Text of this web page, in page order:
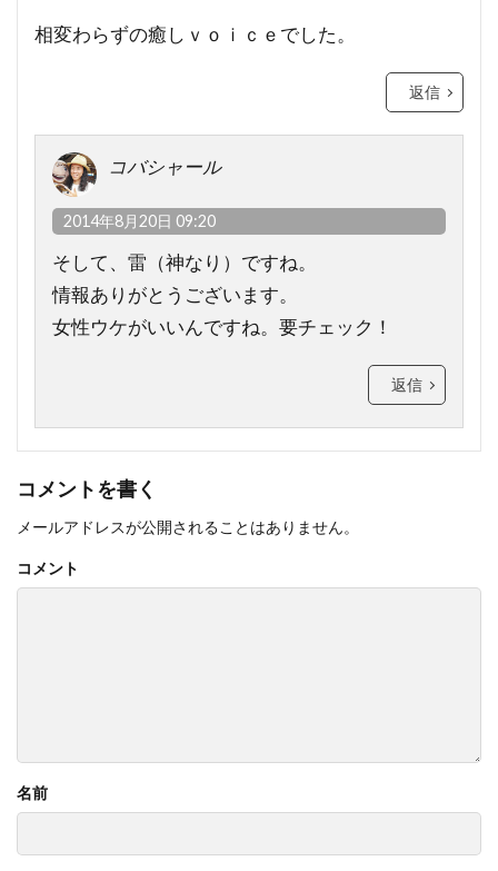
相変わらずの癒しｖｏｉｃｅでした。
返信
コバシャール
2014年8月20日 09:20
そして、雷（神なり）ですね。
情報ありがとうございます。
女性ウケがいいんですね。要チェック！
返信
コメントを書く
メールアドレスが公開されることはありません。
コメント
名前